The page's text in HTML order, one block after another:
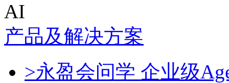
AI
产品及解决方案
>永盈会问学 企业级